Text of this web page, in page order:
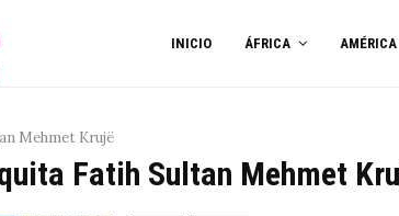
INICIO ÁFRICA AMÉRICA
Mehmet Krujë
Fatih Sultan Mehmet